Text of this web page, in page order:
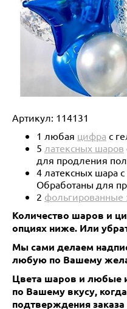
Артикул: 114131
1 любая цифра с
5 латексных шаров
для продления
4 латексных шара
Обработаны для
2 фольгированные
Количество шаров и
опциях ниже. Или
Мы сами делаем
любую по Вашему
Цвета шаров и любые
по Вашему вкусу,
подтверждения заказа